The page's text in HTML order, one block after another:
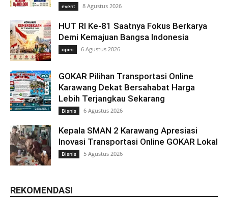
event 8 Agustus 2026
HUT RI Ke-81 Saatnya Fokus Berkarya
Demi Kemajuan Bangsa Indonesia
opini 6 Agustus 2026
GOKAR Pilihan Transportasi Online
Karawang Dekat Bersahabat Harga
Lebih Terjangkau Sekarang
Bisnis 6 Agustus 2026
Kepala SMAN 2 Karawang Apresiasi
Inovasi Transportasi Online GOKAR Lokal
Bisnis 5 Agustus 2026
REKOMENDASI